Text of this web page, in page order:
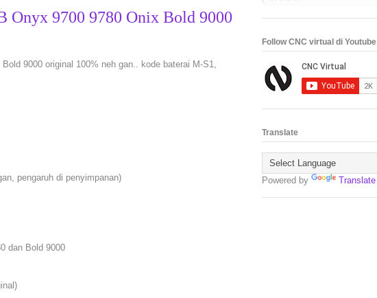
Onyx 9700 9780 Onix Bold 9000
9000 original 100% neh gan.. kode baterai M-S1,
pengaruh di penyimpanan)
dan Bold 9000
Follow CNC virtual di Youtube
Translate
Powered by Translate